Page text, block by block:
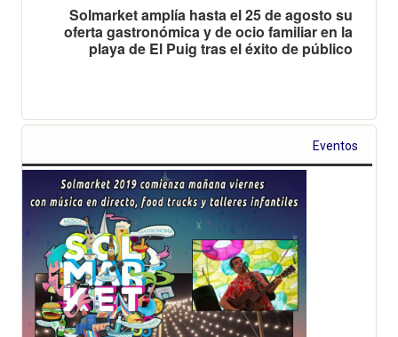
Solmarket amplía hasta el 25 de agosto su
oferta gastronómica y de ocio familiar en la
playa de El Puig tras el éxito de público
Eventos